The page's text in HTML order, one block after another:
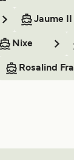
Jaume II
Nixe
Rosalind